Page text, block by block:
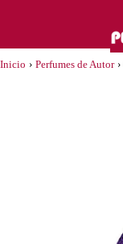
Inicio › Perfumes de Autor ›